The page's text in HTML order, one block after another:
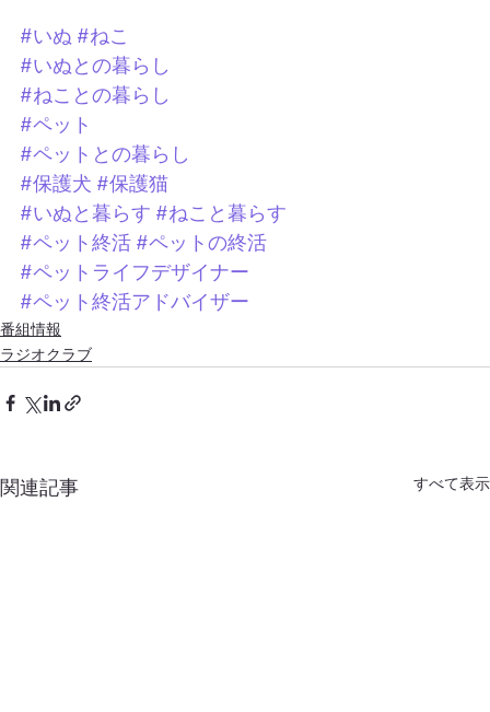
#いぬ #ねこ
#いぬとの暮らし
#ねことの暮らし
#ペット
#ペットとの暮らし
#保護犬 #保護猫
#いぬと暮らす #ねこと暮らす
#ペット終活 #ペットの終活
#ペットライフデザイナー
#ペット終活アドバイザー
番組情報
ラジオクラブ
関連記事 すべて表示